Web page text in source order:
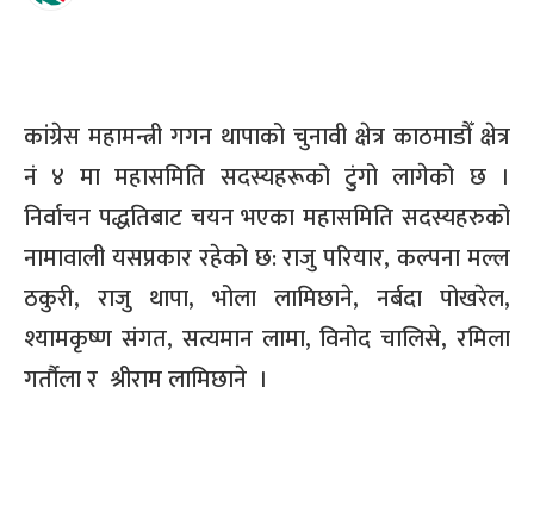
कांग्रेस महामन्त्री गगन थापाको चुनावी क्षेत्र काठमाडौँ क्षेत्र
नं ४ मा महासमिति सदस्यहरूको टुंगो लागेको छ ।
निर्वाचन पद्धतिबाट चयन भएका महासमिति सदस्यहरुको
नामावाली यसप्रकार रहेको छ: राजु परियार, कल्पना मल्ल
ठकुरी, राजु थापा, भोला लामिछाने, नर्बदा पोखरेल,
श्यामकृष्ण संगत, सत्यमान लामा, विनोद चालिसे, रमिला
गर्तौला र श्रीराम लामिछाने ।